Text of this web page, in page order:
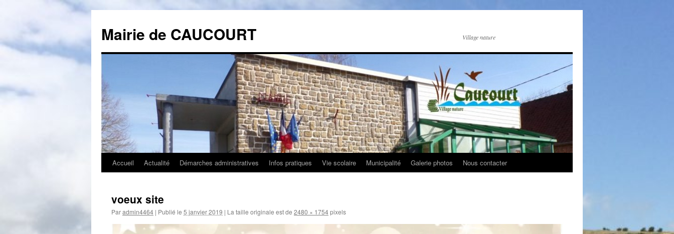
Mairie de CAUCOURT Village nature
Aller
contenu
Accueil Actualité Démarches administratives Infos pratiques Vie scolaire Municipalité Galerie photos Nous contacter
voeux site
Paradmin4464 | Publié le 5 janvier 2019 | La taille originale est de 2480 × 1754pixels